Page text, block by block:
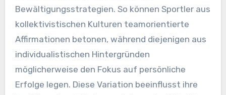
Bewältigungsstrategien. So können Sportler aus
kollektivistischen Kulturen teamorientierte
Affirmationen betonen, während diejenigen aus
individualistischen Hintergründen
möglicherweise den Fokus auf persönliche
Erfolge legen. Diese Variation beeinflusst ihre